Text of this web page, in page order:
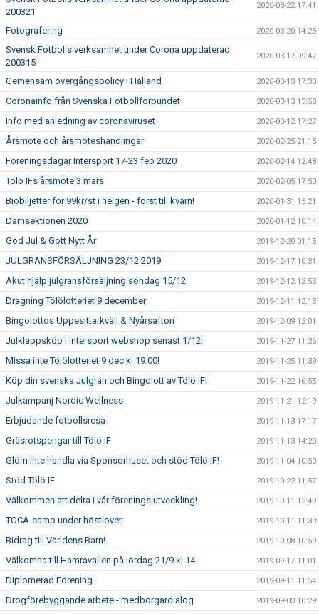
200321
2020-03-22 17:41
Fotografering 2020-03-20 14:25
Svensk Fotbolls verksamhet under Corona uppdaterad
200315
2020-03-17 09:47
Gemensam övergångspolicy i Halland 2020-03-13 17:30
Coronainfo från Svenska Fotbollförbundet 2020-03-13 13:58
Info med anledning av coronaviruset 2020-03-12 17:27
Årsmöte och årsmöteshandlingar 2020-02-25 21:15
Föreningsdagar Intersport 17-23 feb 2020 2020-02-14 12:48
Tölö IFs årsmöte 3 mars 2020-02-05 17:50
Biobiljetter för 99kr/st i helgen - först till kvarn! 2020-01-31 15:21
Damsektionen 2020 2020-01-12 10:14
God Jul & Gott Nytt År 2019-12-20 01:15
JULGRANSFÖRSÄLJNING 23/12 2019 2019-12-17 10:31
Akut hjälp julgransförsäljning söndag 15/12 2019-12-12 12:53
Dragning Tölölotteriet 9 december 2019-12-11 12:13
Bingolottos Uppesittarkväll & Nyårsafton 2019-12-09 12:01
Julklappsköp i Intersport webshop senast 1/12! 2019-11-27 11:36
Missa inte Tölölotteriet 9 dec kl 19.00! 2019-11-25 11:39
Köp din svenska Julgran och Bingolott av Tölö IF! 2019-11-22 16:55
Julkampanj Nordic Wellness 2019-11-21 12:19
Erbjudande fotbollsresa 2019-11-13 17:17
Gräsrotspengar till Tölö IF 2019-11-13 14:20
Glöm inte handla via Sponsorhuset och stöd Tölö IF! 2019-11-04 10:50
Stöd Tölö IF 2019-10-22 11:57
Välkommen att delta i vår förenings utveckling! 2019-10-11 12:49
TOCA-camp under höstlovet 2019-10-11 11:39
Bidrag till Världens Barn! 2019-10-08 10:59
Välkomna till Hamravallen på lördag 21/9 kl 14 2019-09-17 11:01
Diplomerad Förening 2019-09-11 11:54
Drogförebyggande arbete - medborgardialog 2019-09-03 10:29